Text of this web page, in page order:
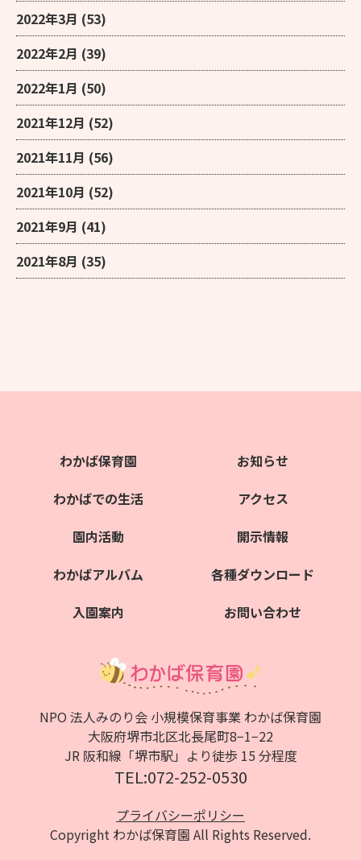
2022年3月 (53)
2022年2月 (39)
2022年1月 (50)
2021年12月 (52)
2021年11月 (56)
2021年10月 (52)
2021年9月 (41)
2021年8月 (35)
わかば保育園
わかばでの生活
園内活動
わかばアルバム
入園案内
お知らせ
アクセス
開示情報
各種ダウンロード
お問い合わせ
NPO 法人みのり会 小規模保育事業 わかば保育園
大阪府堺市北区北⻑尾町8−1−22
JR 阪和線「堺市駅」より徒歩 15 分程度
TEL:072-252-0530
プライバシーポリシー
Copyright わかば保育園 All Rights Reserved.